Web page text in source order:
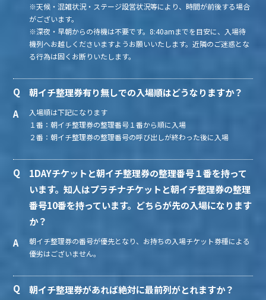
※天候・混雑状況・ステージ設営状況等により、時間が前後する場合
がございます。
※深夜・早朝からの待機は不要です。8:40amまでを目安に、入場待
機列へお越しくださいますようお願いいたします。近隣のご迷惑とな
る行為は固くお断りいたします。
朝イチ整理券有り無しでの入場順はどうなりますか？
入場順は下記になります
１番：朝イチ整理券の整理番号１番から順に入場
２番：朝イチ整理券の整理番号の呼び出しが終わった後に入場
1DAYチケットと朝イチ整理券の整理番号１番を持って
います。知人はプラチナチケットと朝イチ整理券の整理
番号10番を持っています。どちらが先の入場になります
か？
朝イチ整理券の番号が優先となり、お持ちの入場チケット券種による
優劣はございません。
朝イチ整理券があれば絶対に最前列がとれますか？